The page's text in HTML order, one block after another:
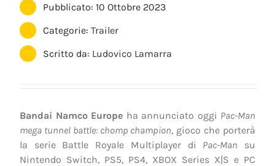
Pubblicato: 10 Ottobre 2023
Categorie:Trailer
Scritto da: Ludovico Lamarra
Bandai Namco Europe ha annunciato oggi Pac-Man
mega tunnel battle: chomp champion, gioco che porterà
la serie Battle Royale Multiplayer di Pac-Man su
Nintendo Switch, PS5, PS4, XBOX Series X|S e PC